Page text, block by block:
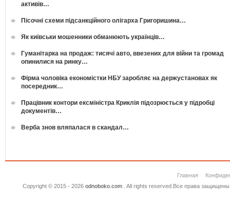
активів…
Пісочні схеми підсанкційного олігарха Григоришина…
Як київськи мошенники обманюють українців…
Гуманітарка на продаж: тисячі авто, ввезених для війни та громад
опинилися на ринку…
Фірма чоловіка економістки НБУ заробляє на держустановах як
посередник…
Працівник контори ексміністра Криклія підозрюється у підробці
документів…
Верба знов вляпалася в скандал…
Главная
Copyright © 2015 - 2026 odnoboko.com. All rights reserved.Все права защищены.